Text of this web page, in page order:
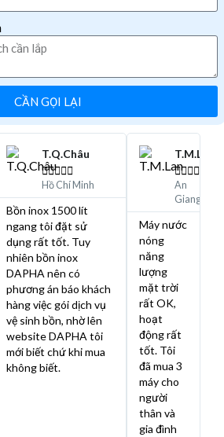
CẦN GỌI LẠI
T.Q.Châu

Hồ Chí Minh
Bồn inox 1500 lít
ngang tôi đặt sử
dụng rất tốt. Tuy
nhiên bồn inox
DAPHA nên có
phương án báo khách
hàng việc gói dịch vụ
vệ sinh bồn, nhờ lên
website DAPHA tôi
mới biết chứ khi mua
không biết.
T.M.Lan

An
Giang
Máy nước
nóng
năng
lượng
mặt trời
rất OK,
hoạt
động rất
tốt. Tôi
đã mua 3
máy cho
người
thân và
gia đình